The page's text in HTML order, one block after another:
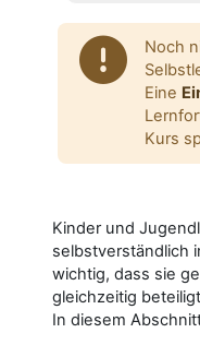
Noch
Eine
Kurs
Kinder und
selbstverständlich
wichtig, dass sie
gleichzeitig
In diesem